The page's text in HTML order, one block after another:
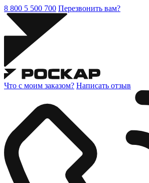
8 800 5 500 700 Перезвонить вам?
Что с моим заказом? Написать отзыв